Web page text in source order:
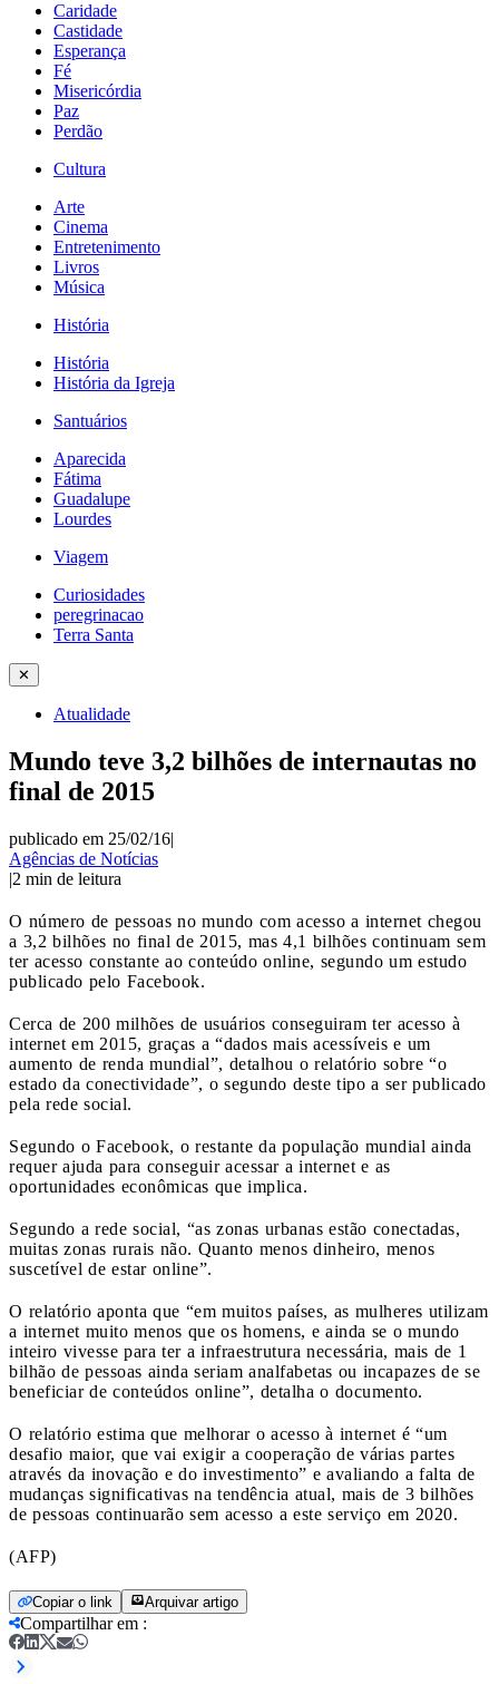
Caridade
Castidade
Esperança
Fé
Misericórdia
Paz
Perdão
Cultura
Arte
Cinema
Entretenimento
Livros
Música
História
História
História da Igreja
Santuários
Aparecida
Fátima
Guadalupe
Lourdes
Viagem
Curiosidades
peregrinacao
Terra Santa
✕
Atualidade
Mundo teve 3,2 bilhões de internautas no
final de 2015
publicado em 25/02/16|
Agências de Notícias
|2 min de leitura
O número de pessoas no mundo com acesso a internet chegou
a 3,2 bilhões no final de 2015, mas 4,1 bilhões continuam sem
ter acesso constante ao conteúdo online, segundo um estudo
publicado pelo Facebook.
Cerca de 200 milhões de usuários conseguiram ter acesso à
internet em 2015, graças a “dados mais acessíveis e um
aumento de renda mundial”, detalhou o relatório sobre “o
estado da conectividade”, o segundo deste tipo a ser publicado
pela rede social.
Segundo o Facebook, o restante da população mundial ainda
requer ajuda para conseguir acessar a internet e as
oportunidades econômicas que implica.
Segundo a rede social, “as zonas urbanas estão conectadas,
muitas zonas rurais não. Quanto menos dinheiro, menos
suscetível de estar online”.
O relatório aponta que “em muitos países, as mulheres utilizam
a internet muito menos que os homens, e ainda se o mundo
inteiro vivesse para ter a infraestrutura necessária, mais de 1
bilhão de pessoas ainda seriam analfabetas ou incapazes de se
beneficiar de conteúdos online”, detalha o documento.
O relatório estima que melhorar o acesso à internet é “um
desafio maior, que vai exigir a cooperação de várias partes
através da inovação e do investimento” e avaliando a falta de
mudanças significativas na tendência atual, mais de 3 bilhões
de pessoas continuarão sem acesso a este serviço em 2020.
(AFP)
Copiar o link Arquivar artigo
Compartilhar em :